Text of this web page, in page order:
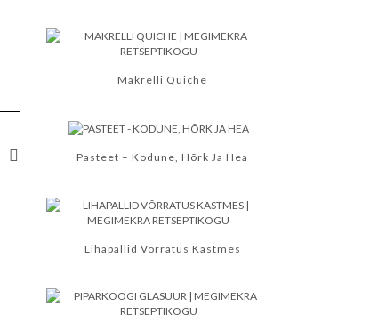
Makrelli Quiche
Pasteet – Kodune, Hõrk Ja Hea
Lihapallid Võrratus Kastmes